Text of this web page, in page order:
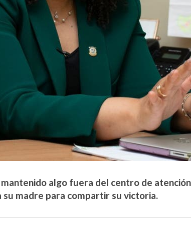
mantenido algo fuera del centro de
su madre para compartir su victoria.